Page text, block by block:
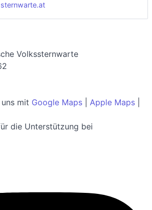
Volkssternwarte
mit Google Maps Apple Maps
die Unterstützung bei